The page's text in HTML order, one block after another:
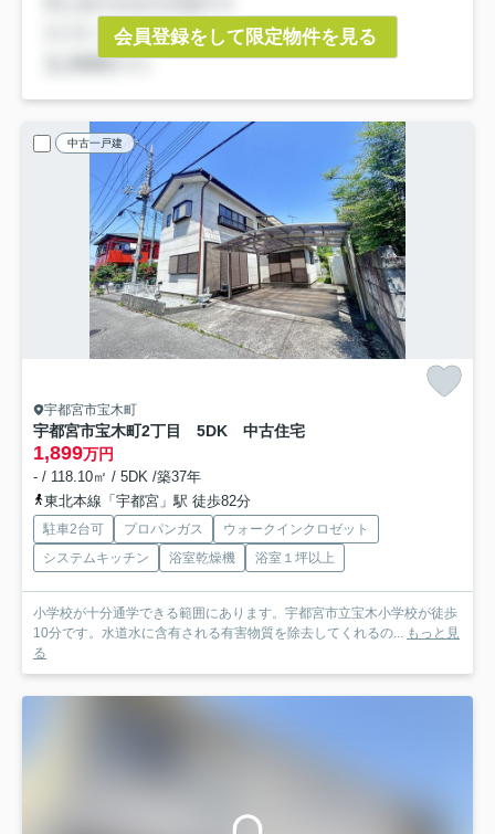
会員登録をして限定物件を見る
中古一戸建
宇都宮市宝木町
宇都宮市宝木町2丁目 5DK 中古住宅
1,899万円
- / 118.10㎡ / 5DK /築37年
東北本線「宇都宮」駅 徒歩82分
駐車2台可 プロパンガス
ウォークインクロゼット
システムキッチン
浴室乾燥機 浴室１坪以上
小学校が十分通学できる範囲にあります。宇都宮市立宝木小学校が徒歩
10分です。水道水に含有される有害物質を除去してくれるの... もっと見
る